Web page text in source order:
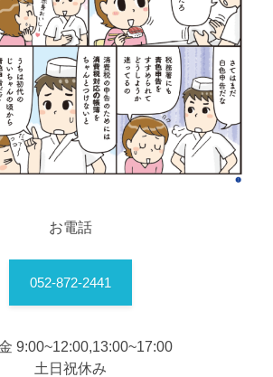
お電話
052-872-2441
9:00~12:00,13:00~17:00
土日祝休み